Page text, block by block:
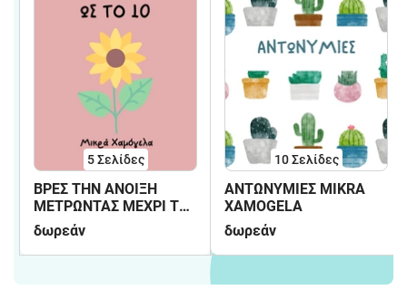
5Σελίδες
ΒΡΕΣ ΤΗΝ ΑΝΟΙΞΗ
ΜΕΤΡΩΝΤΑΣ ΜΕΧΡΙ ΤΟ
10
δωρεάν
10Σελίδες
ΑΝΤΩΝΥΜΙΕΣ MIKRA
XAMOGELA
δωρεάν